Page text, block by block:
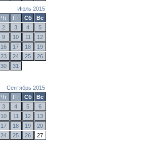
Июль 2015
Чт Пт Сб
Вс
2 3 4
5
9 10 11
12
16 17 18
19
23 24 25
26
30 31
Сентябрь 2015
Чт Пт Сб
Вс
3 4 5
6
10 11 12
13
17 18 19
20
24 25 26
27